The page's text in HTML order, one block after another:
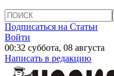
Подписаться на Статьи
Войти
00:32 суббота, 08 августа
Написать в редакцию